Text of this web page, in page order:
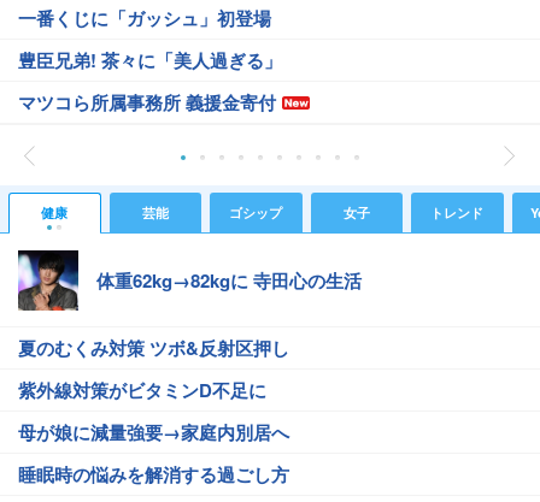
一番くじに「ガッシュ」初登場
豊臣兄弟! 茶々に「美人過ぎる」
マツコら所属事務所 義援金寄付
健康 芸能 ゴシップ 女子 トレンド
体重62kg→82kgに 寺田心の生活
夏のむくみ対策 ツボ&反射区押し
紫外線対策がビタミンD不足に
母が娘に減量強要→家庭内別居へ
睡眠時の悩みを解消する過ごし方